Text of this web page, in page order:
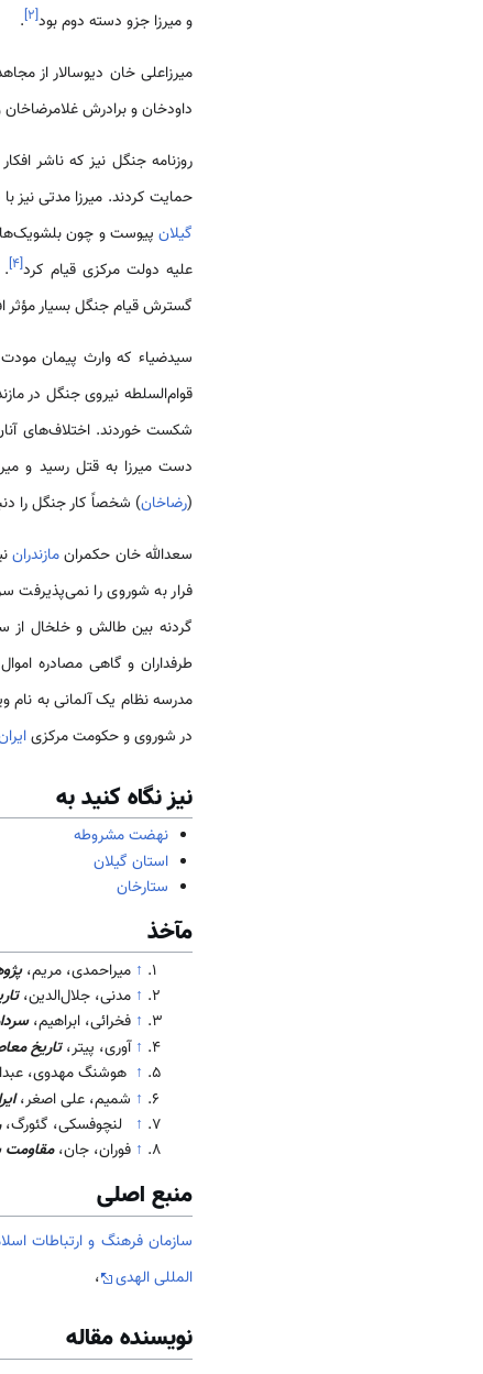
و میرزا جزو دسته دوم بود[۲]
.
میرزاعلی خان دیوسالار از
داودخان و برادرش
روزنامه جنگل نیز که ناشر
حمایت کردند. میرزا مدتی نیز
گیلان پیوست و چون بلشویک‌ها
علیه دولت مرکزی قیام کرد[۴]
گسترش قیام جنگل بسیار مؤثر
سیدضیاء که وارث پیمان
قوام‌السلطه نیروی جنگل در
شکست خوردند. اختلاف‌های
دست میرزا به قتل رسید و میرزا در (مهر ماه 1300ه‍. ش/
(رضاخان) شخصاً کار جنگل را
سعدالله خان حکمرانمازندران
فرار به شوروی را نمی‌پذیرفت
گردنه بین طالش و خلخال از
طرفداران و گاهی مصادره
مدرسه نظام یک آلمانی به نام
در شوروی و حکومت مرکزی
نیز نگاه کنید به
نهضت مشروطه
استان گیلان
ستارخان
مآخذ
↑ میراحمدی، مریم،
↑ مدنی، جلال‌الدین،
↑ فخرائی، ابراهیم،
↑ آوری، پیتر،تاریخ
↑ هوشنگ مهدوی،
↑ شمیم، علی اصغر،
↑
لنچوفسکی، گئورگ،
↑ فوران، جان،مقاومت
منبع اصلی
سازمان فرهنگ و ارتباطات
المللی الهدی
،
نویسنده مقاله